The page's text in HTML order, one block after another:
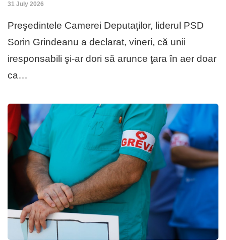
31 July 2026
Preşedintele Camerei Deputaţilor, liderul PSD
Sorin Grindeanu a declarat, vineri, că unii
iresponsabili şi-ar dori să arunce ţara în aer doar
ca…